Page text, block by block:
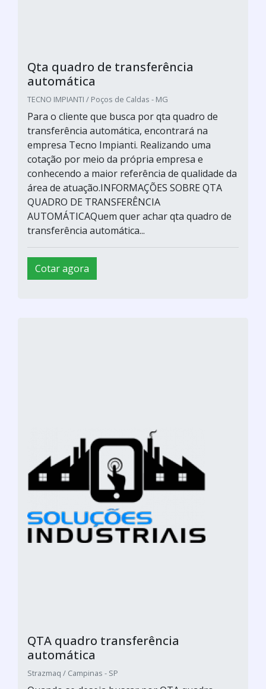
Qta quadro de transferência
automática
TECNO IMPIANTI / Poços de Caldas - MG
Para o cliente que busca por qta quadro de
transferência automática, encontrará na
empresa Tecno Impianti. Realizando uma
cotação por meio da própria empresa e
conhecendo a maior referência de qualidade da
área de atuação.INFORMAÇÕES SOBRE QTA
QUADRO DE TRANSFERÊNCIA
AUTOMÁTICAQuem quer achar qta quadro de
transferência automática...
Cotar agora
QTA quadro transferência
automática
Strazmaq / Campinas - SP